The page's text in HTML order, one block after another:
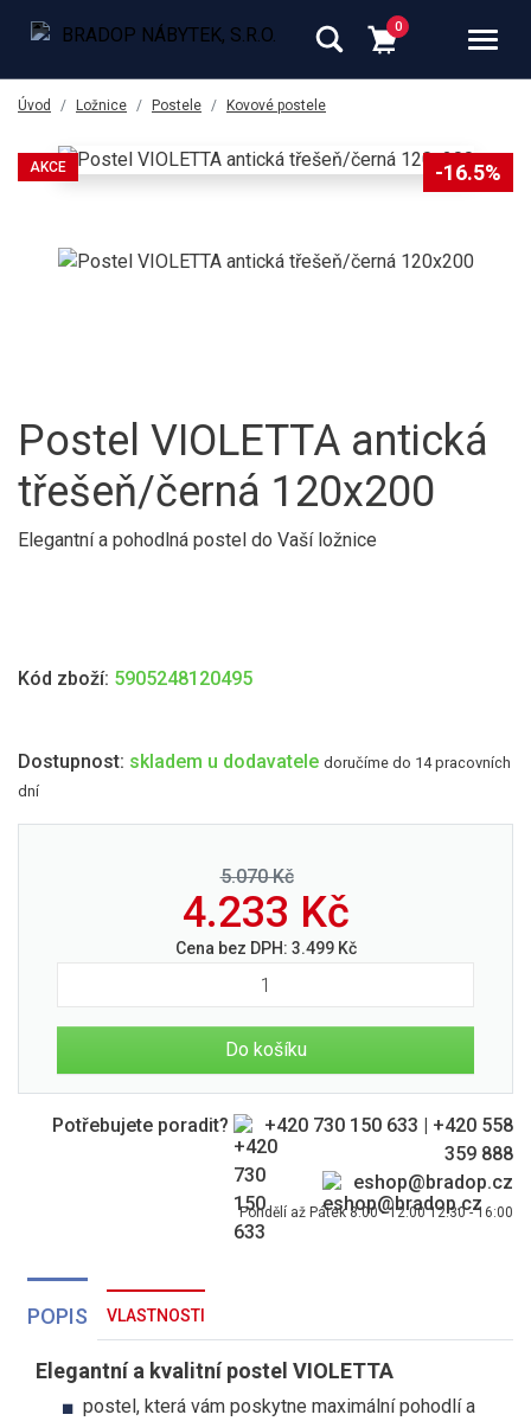
Úvod Ložnice Postele Kovové postele
AKCE -16.5%
Postel VIOLETTA antická
třešeň/černá 120x200
Elegantní a pohodlná postel do Vaší ložnice
Kód zboží: 5905248120495
Dostupnost: skladem u dodavatele doručíme do 14 pracovních
dní
5.070 Kč
4.233 Kč
Cena bez DPH: 3.499Kč
Do košíku
Potřebujete poradit? +420 730 150 633
+420 558
359 888
eshop@bradop.cz
Pondělí až Pátek 8:00 - 12:00 12:30 - 16:00
POPIS VLASTNOSTI
Elegantní a kvalitní postel VIOLETTA
postel, která vám poskytne maximální pohodlí a